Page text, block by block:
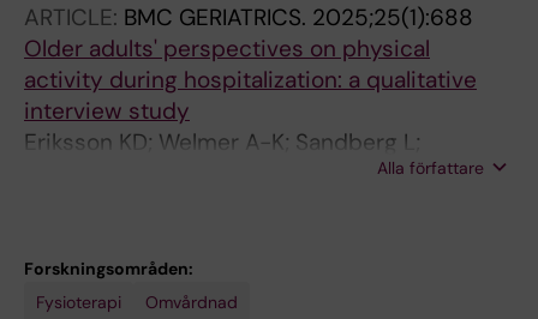
ARTICLE: BMC GERIATRICS. 2025;25(1):688
Older adults' perspectives on physical
activity during hospitalization: a qualitative
interview study
Eriksson KD; Welmer A-K; Sandberg L;
Alla författare
Forskningsområden:
Fysioterapi
Omvårdnad